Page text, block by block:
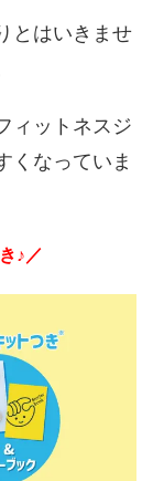
とはいきませ
ィットネスジ
くなっていま
♪／